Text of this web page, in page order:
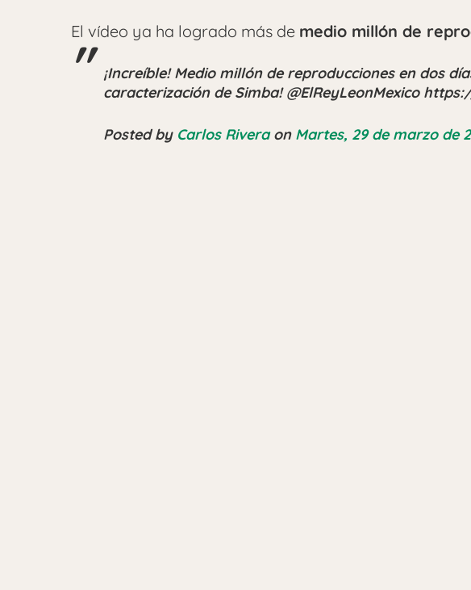
El vídeo ya ha logrado más de medio millón de
¡Increíble! Medio millón de reproducciones en dos
caracterización de Simba! @ElReyLeonMexico
Posted by Carlos Riveraon Martes, 29 de marzo de